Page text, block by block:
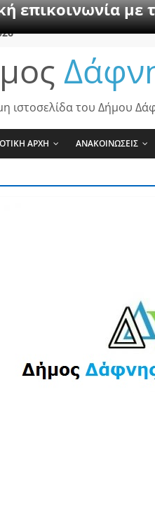
επικοινωνία
ιστοσελίδα του Δήμου
ΑΡΧΗ ΑΝΑΚΟΙΝΩΣΕΙΣ